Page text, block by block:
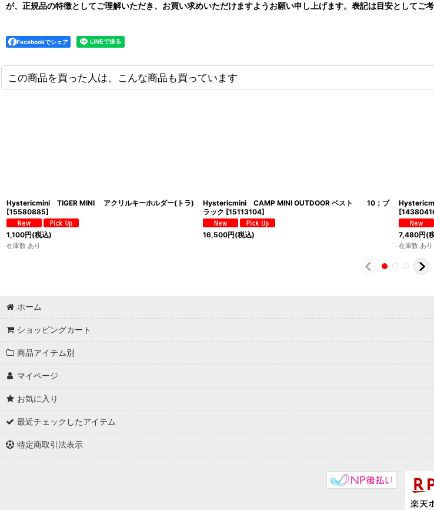
が、正規品の特徴としてご理解いただき、お買い求めいただけますようお願い申し上げます。表記は目安としてご考
Facebookでシェア
この商品を買った人は、こんな商品も買っています
Hystericmini TIGER MINI アクリルキーホルダー(トラ)
[15580885]
1,100円(税込)
在庫数 あり
Hystericmini CAMP MINI OUTDOOR ベスト 10；ブ
ラック [15113104]
16,500円(税込)
[
7,480円(
在庫数 あり
ホーム
ショッピングカート
商品アイテム別
マイページ
お気に入り
最近チェックしたアイテム
特定商取引法表示